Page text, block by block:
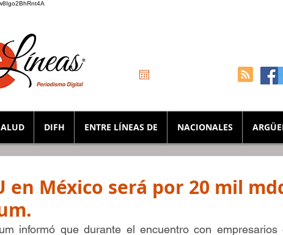
DIFH ENTRE LÍNEAS DE NACIONALES
en México será por 20 mil
informó que durante el encuentro con empresarios